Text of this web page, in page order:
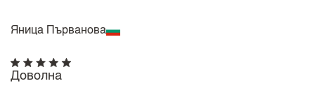
Яница Първанова
Доволна